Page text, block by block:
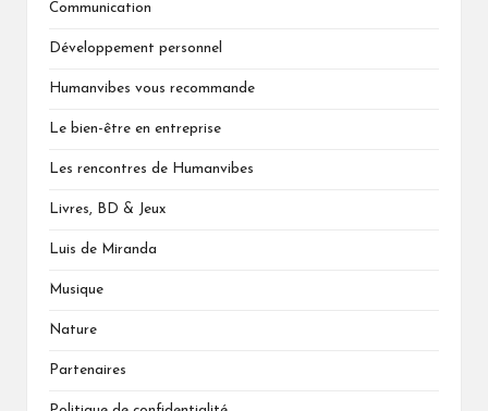
Communication
Développement personnel
Humanvibes vous recommande
Le bien-être en entreprise
Les rencontres de Humanvibes
Livres, BD & Jeux
Luis de Miranda
Musique
Nature
Partenaires